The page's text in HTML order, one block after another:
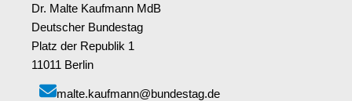
Dr. Malte Kaufmann MdB
Deutscher Bundestag
Platz der Republik 1
11011 Berlin
malte.kaufmann@bundestag.de